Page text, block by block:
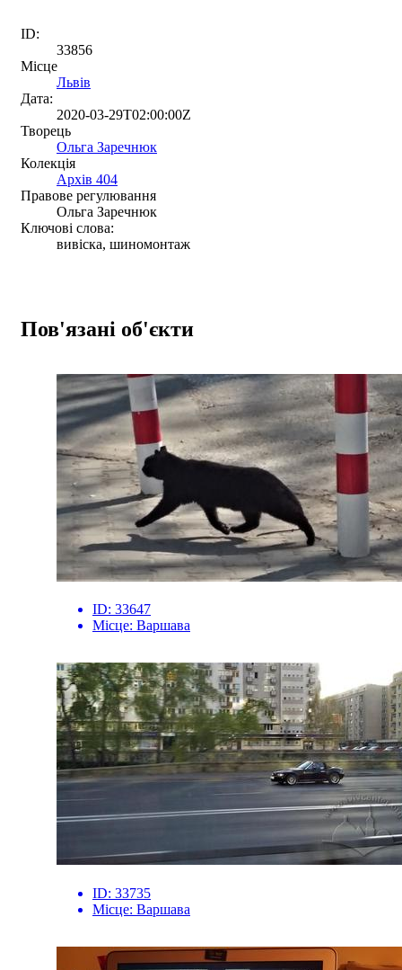
ID:
33856
Місце
Львів
Дата:
2020-03-29T02:00:00Z
Творець
Ольга Заречнюк
Колекція
Архів 404
Правове регулювання
Ольга Заречнюк
Ключові слова:
вивіска, шиномонтаж
Пов'язані об'єкти
ID: 33647
Місце: Варшава
ID: 33735
Місце: Варшава